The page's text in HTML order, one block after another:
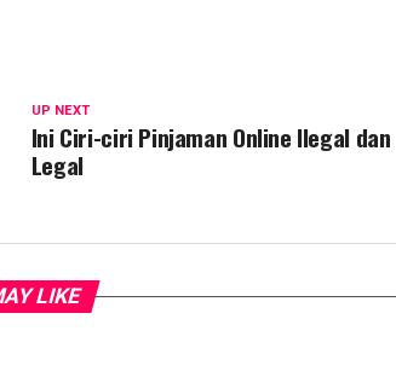
UP NEXT
Ini Ciri-ciri Pinjaman Online Ilegal dan
Legal
LIKE